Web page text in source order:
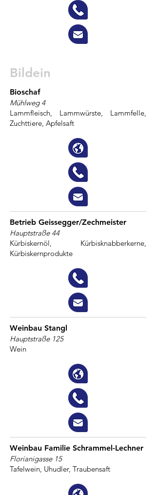
Bildein
Bioschaf
Mühlweg 4
Lammfleisch, Lammwürste, Lammfelle,
Zuchttiere, Apfelsaft
Betrieb Geissegger/Zechmeister
Hauptstraße 44
Kürbiskernöl, Kürbisknabberkerne,
Kürbiskernprodukte
Weinbau Stangl
Hauptstraße 125
Wein
Weinbau Familie Schrammel-Lechner
Florianigasse 15
Tafelwein, Uhudler, Traubensaft